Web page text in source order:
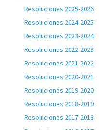
Resoluciones 2025-2026
Resoluciones 2024-2025
Resoluciones 2023-2024
Resoluciones 2022-2023
Resoluciones 2021-2022
Resoluciones 2020-2021
Resoluciones 2019-2020
Resoluciones 2018-2019
Resoluciones 2017-2018